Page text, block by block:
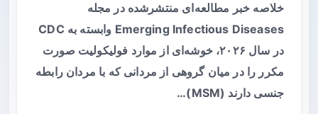
خلاصه خبر مطالعه‌ای منتشرشده در مجله
Emerging Infectious Diseases وابسته به CDC
در سال ۲۰۲۶، خوشه‌ای از موارد فولیکولیت صورت
مکرر را در میان گروهی از مردانی که با مردان رابطه
جنسی دارند (MSM)…